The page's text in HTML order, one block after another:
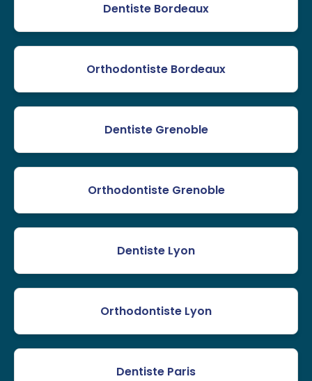
Dentiste Bordeaux
Orthodontiste Bordeaux
Dentiste Grenoble
Orthodontiste Grenoble
Dentiste Lyon
Orthodontiste Lyon
Dentiste Paris